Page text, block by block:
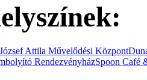
Attila Művelődési Központ
RendezvényházSpoon Café